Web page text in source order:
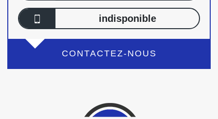
indisponible
CONTACTEZ-NOUS